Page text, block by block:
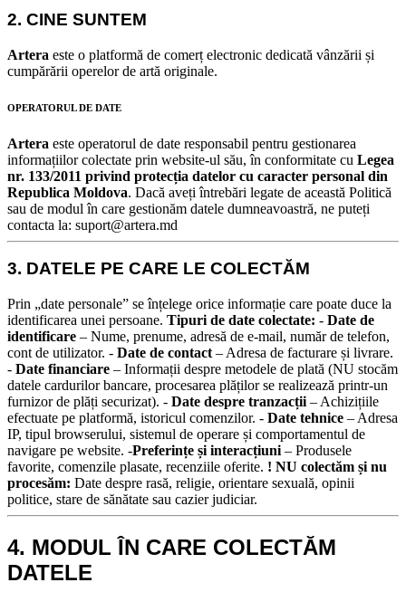
2. CINE SUNTEM
Artera este o platformă de comerț electronic dedicată vânzării și
cumpărării operelor de artă originale.
OPERATORUL DE DATE
Artera este operatorul de date responsabil pentru gestionarea
informațiilor colectate prin website-ul său, în conformitate cu Legea
nr. 133/2011 privind protecția datelor cu caracter personal din
Republica Moldova. Dacă aveți întrebări legate de această Politică
sau de modul în care gestionăm datele dumneavoastră, ne puteți
contacta la: suport@artera.md
3. DATELE PE CARE LE COLECTĂM
Prin „date personale” se înțelege orice informație care poate duce la
identificarea unei persoane. Tipuri de date colectate: - Date de
identificare – Nume, prenume, adresă de e-mail, număr de telefon,
cont de utilizator. - Date de contact – Adresa de facturare și livrare.
- Date financiare – Informații despre metodele de plată (NU stocăm
datele cardurilor bancare, procesarea plăților se realizează printr-un
furnizor de plăți securizat). - Date despre tranzacții – Achizițiile
efectuate pe platformă, istoricul comenzilor. - Date tehnice – Adresa
IP, tipul browserului, sistemul de operare și comportamentul de
navigare pe website. -Preferințe și interacțiuni – Produsele
favorite, comenzile plasate, recenziile oferite. ! NU colectăm și nu
procesăm: Date despre rasă, religie, orientare sexuală, opinii
politice, stare de sănătate sau cazier judiciar.
4. MODUL ÎN CARE COLECTĂM
DATELE